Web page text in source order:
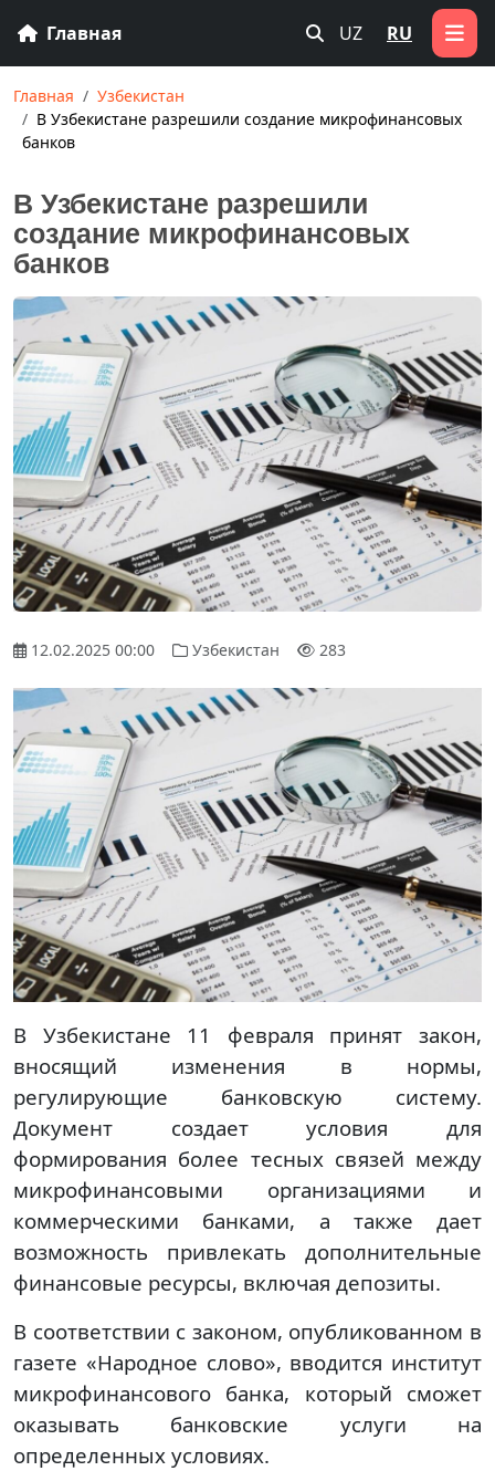
Главная UZ RU
Главная
Узбекистан
В Узбекистане разрешили создание микрофинансовых
банков
В Узбекистане разрешили
создание микрофинансовых
банков
12.02.2025 00:00 Узбекистан 283
В Узбекистане 11 февраля принят закон,
вносящий изменения в нормы,
регулирующие банковскую систему.
Документ создает условия для
формирования более тесных связей между
микрофинансовыми организациями и
коммерческими банками, а также дает
возможность привлекать дополнительные
финансовые ресурсы, включая депозиты.
В соответствии с законом, опубликованном в
газете «Народное слово», вводится институт
микрофинансового банка, который сможет
оказывать банковские услуги на
определенных условиях.